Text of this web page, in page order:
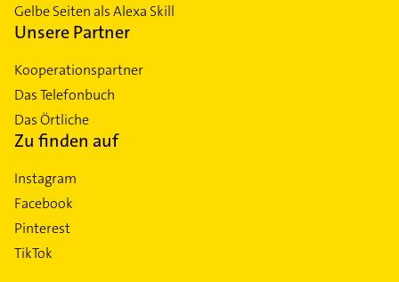
Gelbe Seiten als Alexa Skill
Unsere Partner
Kooperationspartner
Das Telefonbuch
Das Örtliche
Zu finden auf
Instagram
Facebook
Pinterest
TikTok